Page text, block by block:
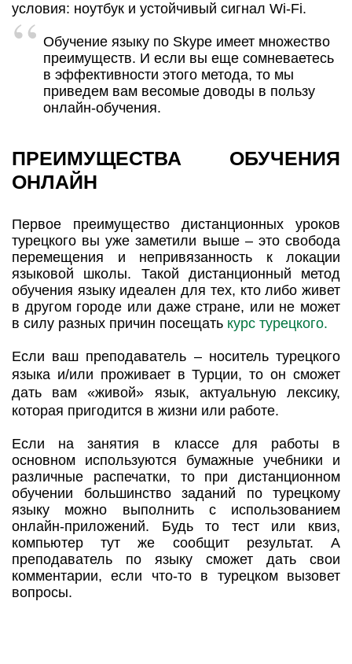
условия: ноутбук и устойчивый сигнал Wi-Fi.
Обучение языку по Skype имеет множество
преимуществ. И если вы еще сомневаетесь
в эффективности этого метода, то мы
приведем вам весомые доводы в пользу
онлайн-обучения.
ПРЕИМУЩЕСТВА ОБУЧЕНИЯ
ОНЛАЙН
Первое преимущество дистанционных уроков
турецкого вы уже заметили выше – это свобода
перемещения и непривязанность к локации
языковой школы. Такой дистанционный метод
обучения языку идеален для тех, кто либо живет
в другом городе или даже стране, или не может
в силу разных причин посещать курс турецкого.
Если ваш преподаватель – носитель турецкого
языка и/или проживает в Турции, то он сможет
дать вам «живой» язык, актуальную лексику,
которая пригодится в жизни или работе.
Если на занятия в классе для работы в
основном используются бумажные учебники и
различные распечатки, то при дистанционном
обучении большинство заданий по турецкому
языку можно выполнить с использованием
онлайн-приложений. Будь то тест или квиз,
компьютер тут же сообщит результат. А
преподаватель по языку сможет дать свои
комментарии, если что-то в турецком вызовет
вопросы.